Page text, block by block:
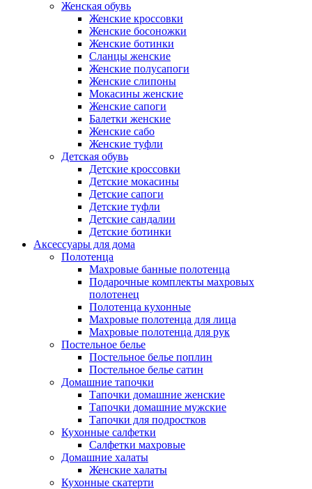
Женская обувь
Женские кроссовки
Женские босоножки
Женские ботинки
Сланцы женские
Женские полусапоги
Женские слипоны
Мокасины женские
Женские сапоги
Балетки женские
Женские сабо
Женские туфли
Детская обувь
Детские кроссовки
Детские мокасины
Детские сапоги
Детские туфли
Детские сандалии
Детские ботинки
Аксессуары для дома
Полотенца
Махровые банные полотенца
Подарочные комплекты махровых
полотенец
Полотенца кухонные
Махровые полотенца для лица
Махровые полотенца для рук
Постельное белье
Постельное белье поплин
Постельное белье сатин
Домашние тапочки
Тапочки домашние женские
Тапочки домашние мужские
Тапочки для подростков
Кухонные салфетки
Салфетки махровые
Домашние халаты
Женские халаты
Кухонные скатерти